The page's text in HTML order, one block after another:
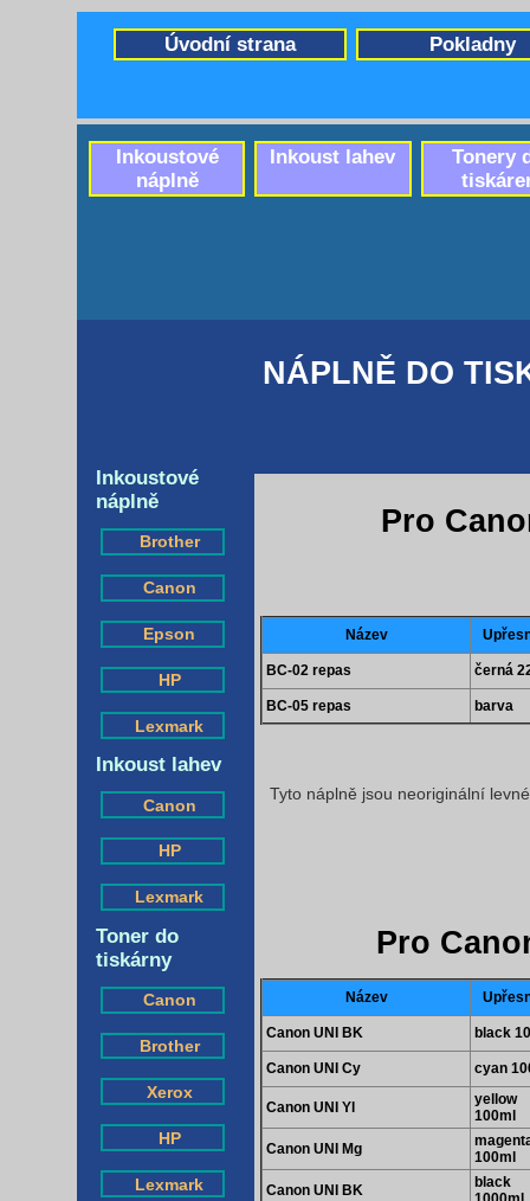
NÁPLNĚ DO
Pro
Inkoustové
náplně
Brother
Canon
Epson
HP
Lexmark
Inkoust lahev
Canon
HP
Lexmark
Toner do
tiskárny
Canon
Brother
Xerox
HP
Lexmark
Název
BC-02 repas černá
BC-05 repas barva
Tyto náplně jsou neoriginální
Pro
Název
Canon UNI BK black
Canon UNI Cy cyan
Canon UNI Yl
yellow
100ml
Canon UNI Mg
100ml
Canon UNI BK
black
Pokladny
Úvodní strana
Tonery
Inkoust lahev
Inkoustové
náplně